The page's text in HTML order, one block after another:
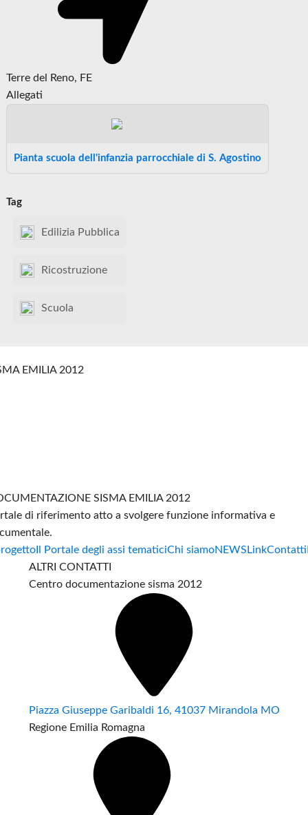
Terre del Reno, FE
Allegati
Pianta scuola dell'infanzia parrocchiale di S. Agostino
Tag
Edilizia Pubblica
Ricostruzione
Scuola
EMILIA 2012
SISMA EMILIA 2012
di riferimento atto a svolgere funzione informativa e
Il Portale degli assi tematiciChi siamoNEWS LinkContatti
ALTRI CONTATTI
Centro documentazione sisma 2012
Piazza Giuseppe Garibaldi 16, 41037 Mirandola MO
Regione Emilia Romagna